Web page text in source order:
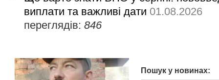
виплати та важливі дати 01.08.2026
переглядів:846
Пошук у новинах: